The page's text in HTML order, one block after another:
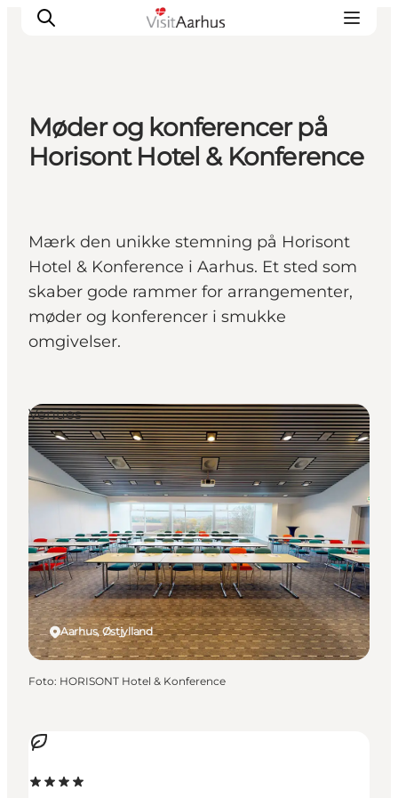
Oplevelser
Transport
Møder og konferencer på
Horisont Hotel & Konference
Mærk den unikke stemning på Horisont
Hotel & Konference i Aarhus. Et sted som
skaber gode rammer for arrangementer,
møder og konferencer i smukke
omgivelser.
Aarhus, Østjylland
Venues
Foto: HORISONT Hotel & Konference